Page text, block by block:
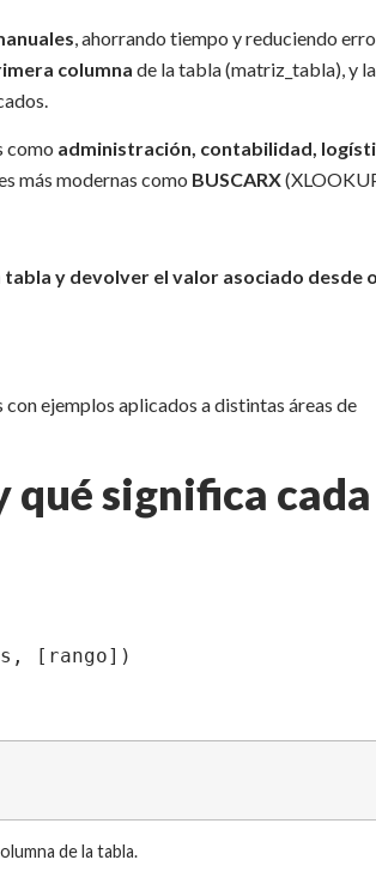
, ahorrando tiempo y reduciendo
columna de la tabla (matriz_tabla), y la
como administración, contabilidad,
más modernas como BUSCARX
tabla y devolver el valor asociado desde
ejemplos aplicados a distintas áreas de
qué significa cada
[rango])
de la tabla.